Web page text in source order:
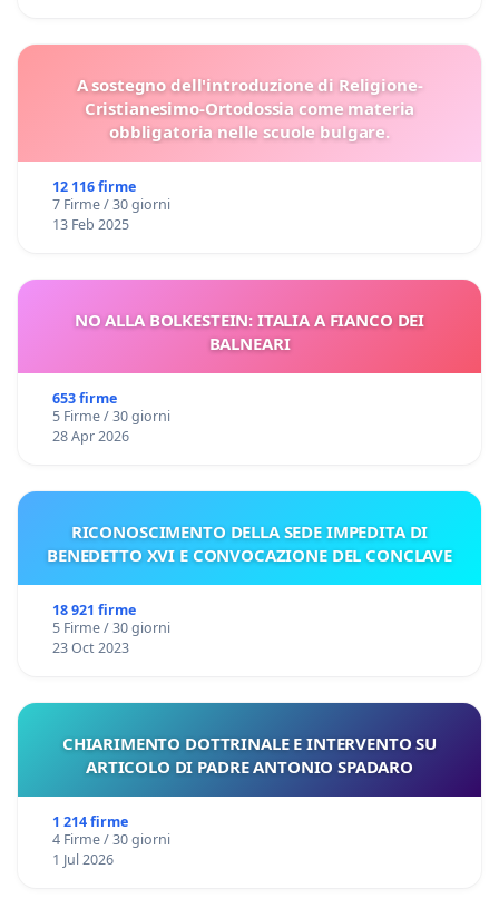
A sostegno dell'introduzione di Religione-
Cristianesimo-Ortodossia come materia
obbligatoria nelle scuole bulgare.
12 116 firme
7 Firme / 30 giorni
13 Feb 2025
NO ALLA BOLKESTEIN: ITALIA A FIANCO DEI
BALNEARI
653 firme
5 Firme / 30 giorni
28 Apr 2026
RICONOSCIMENTO DELLA SEDE IMPEDITA DI
BENEDETTO XVI E CONVOCAZIONE DEL CONCLAVE
18 921 firme
5 Firme / 30 giorni
23 Oct 2023
CHIARIMENTO DOTTRINALE E INTERVENTO SU
ARTICOLO DI PADRE ANTONIO SPADARO
1 214 firme
4 Firme / 30 giorni
1 Jul 2026